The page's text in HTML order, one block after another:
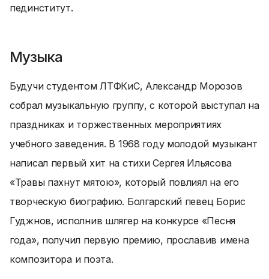
пединститут.
Музыка
Будучи студентом ЛТФКиС, Александр Морозов
собрал музыкальную группу, с которой выступал на
праздниках и торжественных мероприятиях
учебного заведения. В 1968 году молодой музыкант
написал первый хит на стихи Сергея Ильясова
«Травы пахнут мятою», который повлиял на его
творческую биографию. Болгарский певец Борис
Гуджнов, исполнив шлягер на конкурсе «Песня
года», получил первую премию, прославив имена
композитора и поэта.